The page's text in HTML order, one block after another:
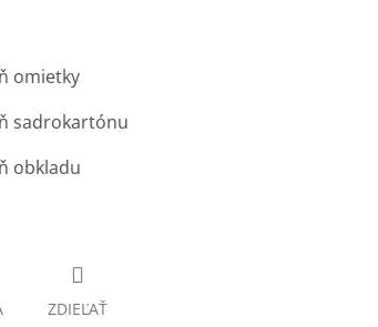
omietky
sadrokartónu
obkladu
ZDIEĽAŤ